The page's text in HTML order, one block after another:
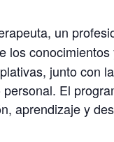
un
los
junto con
El
aprendizaje y